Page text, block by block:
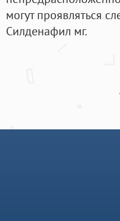
могут проявляться
Силденафил мг.